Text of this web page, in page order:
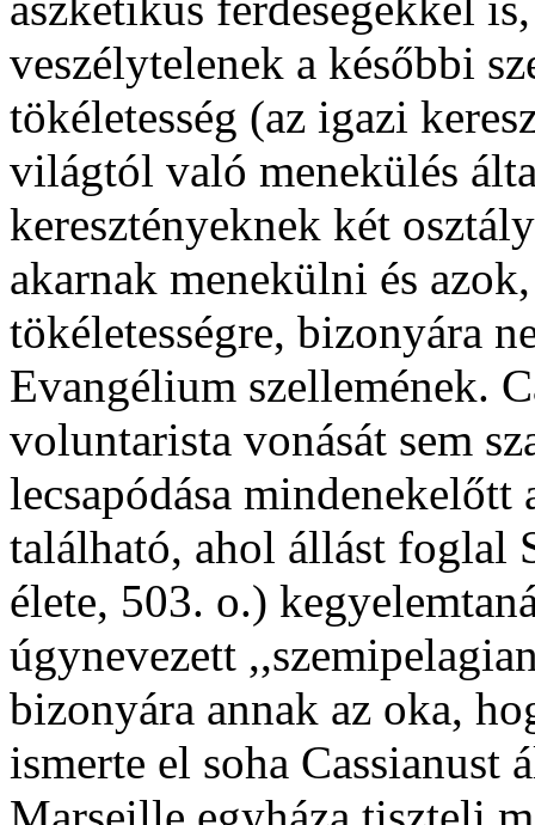
veszélytelenek a későbbi
tökéletesség (az igazi
világtól való menekülés
keresztényeknek két
akarnak menekülni és
tökéletességre, bizonyára
Evangélium szellemének.
voluntarista vonását sem
lecsapódása
található, ahol állást foglal
élete, 503. o.)
úgynevezett
bizonyára annak az oka,
ismerte el soha Cassianust